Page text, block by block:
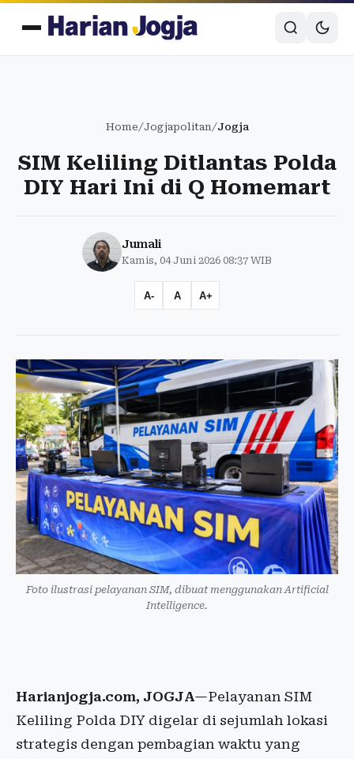
Home/Jogjapolitan/Jogja
SIM Keliling Ditlantas Polda
DIY Hari Ini di Q Homemart
Jumali
Kamis, 04 Juni 2026 08:37 WIB
A- A A+
Foto ilustrasi pelayanan SIM, dibuat menggunakan Artificial
Intelligence.
Harianjogja.com, JOGJA—Pelayanan SIM
Keliling Polda DIY digelar di sejumlah lokasi
strategis dengan pembagian waktu yang